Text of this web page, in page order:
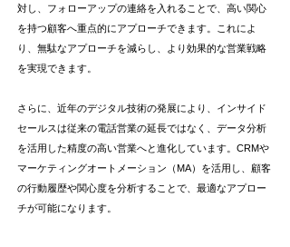
対し、フォローアップの連絡を入れることで、高い関心
を持つ顧客へ重点的にアプローチできます。これによ
り、無駄なアプローチを減らし、より効果的な営業戦略
を実現できます。
さらに、近年のデジタル技術の発展により、インサイド
セールスは従来の電話営業の延長ではなく、データ分析
を活用した精度の高い営業へと進化しています。CRMや
マーケティングオートメーション（MA）を活用し、顧客
の行動履歴や関心度を分析することで、最適なアプロー
チが可能になります。